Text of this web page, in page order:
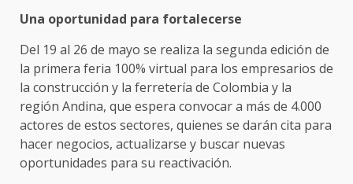
Una oportunidad para fortalecerse
Del 19 al 26 de mayo se realiza la segunda edición de
la primera feria 100% virtual para los empresarios de
la construcción y la ferretería de Colombia y la
región Andina, que espera convocar a más de 4.000
actores de estos sectores, quienes se darán cita para
hacer negocios, actualizarse y buscar nuevas
oportunidades para su reactivación.